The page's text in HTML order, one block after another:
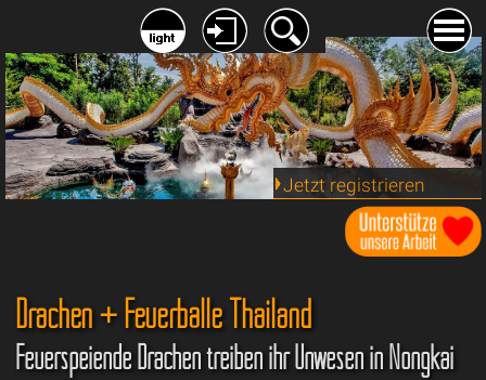
Jetzt registrieren
Drachen + Feuerbälle Thailand
Feuerspeiende Drachen treiben ihr Unwesen in Nongkai